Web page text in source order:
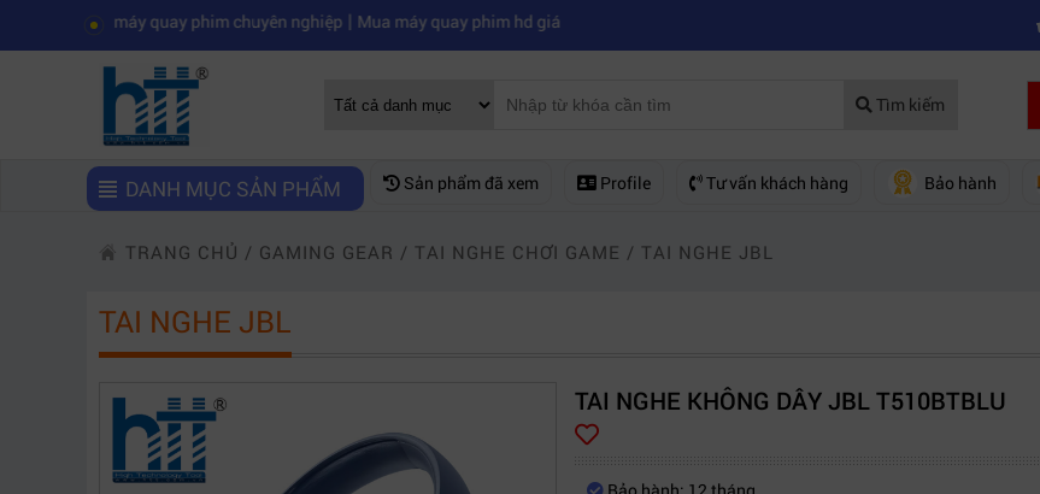
quay phim chuyên nghiệp|Mua máy quay phim hd giá rẻ nên mua của hãng nào? Mách bạn 5 cách khắc phục laptop không kết
Tìm kiếm
DANH MỤC SẢN PHẨM Sản phẩm đã xem Profile Tư vấn khách hàng Bảo hành
TRANG CHỦ / GAMING GEAR / TAI NGHE CHƠI GAME / TAI NGHE JBL
TAI NGHE JBL
TAI NGHE KHÔNG DÂY JBL T510BTBLU